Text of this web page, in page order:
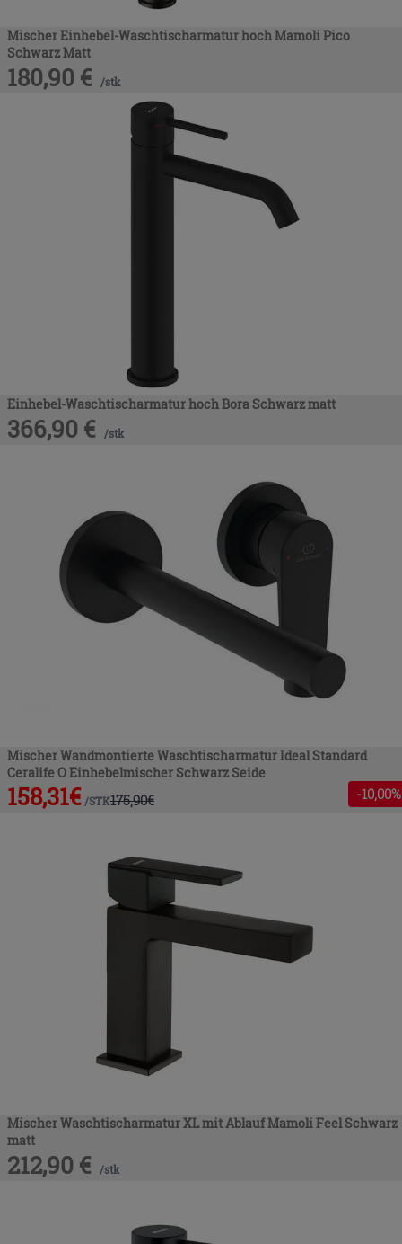
Mischer Einhebel-Waschtischarmatur hoch Mamoli Pico
Schwarz Matt
180,90 € /stk
Einhebel-Waschtischarmatur hoch Bora Schwarz matt
366,90 € /stk
Mischer Wandmontierte Waschtischarmatur Ideal Standard
Ceralife O Einhebelmischer Schwarz Seide
158,31€ /STK175,90€ -10,00%
Mischer Waschtischarmatur XL mit Ablauf Mamoli Feel Schwarz
matt
212,90 € /stk